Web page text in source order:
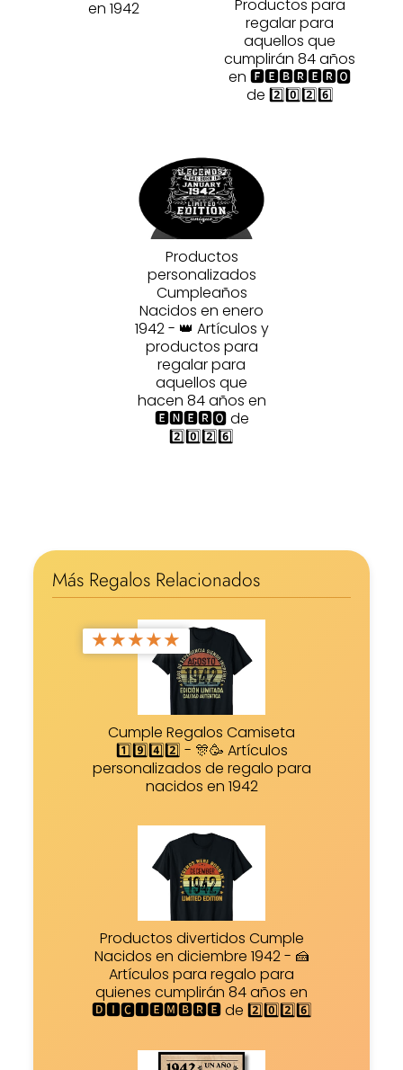
en 1942
Productos para
regalar para
aquellos que
cumplirán 84 años
en 🅵🅴🅱🆁🅴🆁🅾
de 2️⃣0️⃣2️⃣6️⃣
Productos
personalizados
Cumpleaños
Nacidos en enero
1942 - 👑 Artículos y
productos para
regalar para
aquellos que
hacen 84 años en
🅴🅽🅴🆁🅾 de
2️⃣0️⃣2️⃣6️⃣
Más Regalos Relacionados
★★★★★
Cumple Regalos Camiseta
1️⃣9️⃣4️⃣2️⃣ - 🎊🥳 Artículos
personalizados de regalo para
nacidos en 1942
Productos divertidos Cumple
Nacidos en diciembre 1942 - 🍰
Artículos para regalo para
quienes cumplirán 84 años en
🅳🅸🅲🅸🅴🅼🅱🆁🅴 de 2️⃣0️⃣2️⃣6️⃣